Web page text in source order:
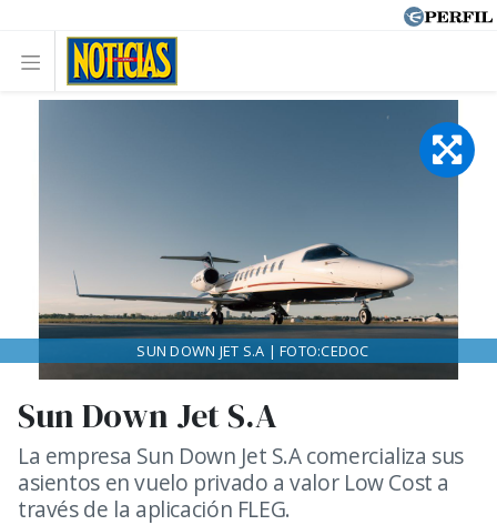
Sun Down Jet S.A
La empresa Sun Down Jet S.A comercializa sus
asientos en vuelo privado a valor Low Cost a
través de la aplicación FLEG.
SUN DOWN JET S.A | FOTO:CEDOC